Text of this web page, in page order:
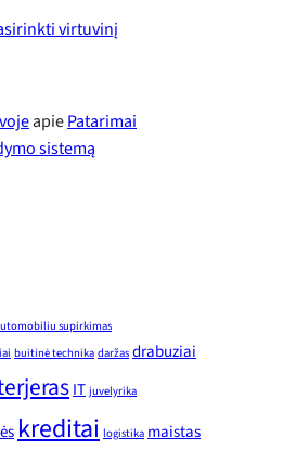
virtuvinį
apiePatarimai
sistemą
supirkimas
buitinė technika daržas drabuziai
IT juvelyrika
kreditai logistika maistas